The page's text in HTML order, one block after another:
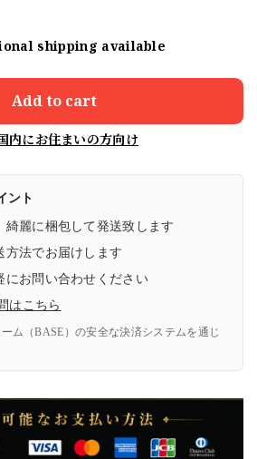
shipping available
Add to cart
内にお住まいの方向け
ント
綺麗に梱包して発送致します
方法でお届けします
にお問い合わせください
はこちら
ム（BASE）の安全な決済システムを通じ